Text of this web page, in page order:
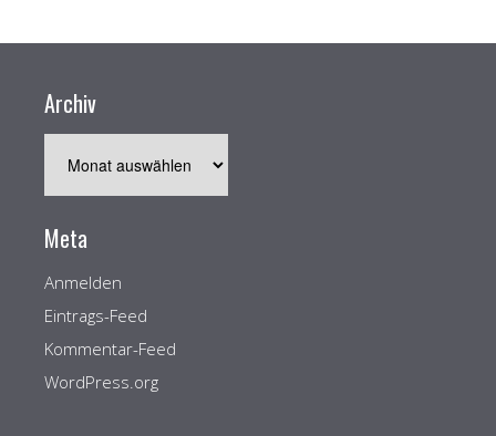
Archiv
Meta
Anmelden
Eintrags-Feed
Kommentar-Feed
WordPress.org